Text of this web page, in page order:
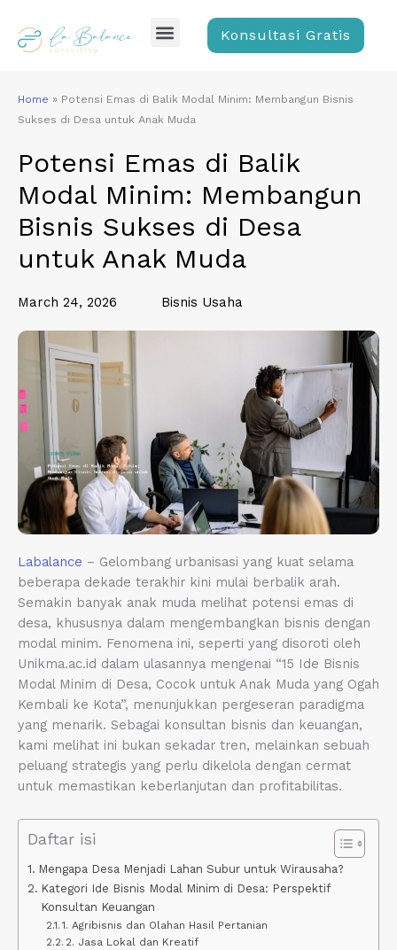
content
Menu Konsultasi Gratis
Home » Potensi Emas di Balik Modal Minim: Membangun Bisnis
Sukses di Desa untuk Anak Muda
Potensi Emas di Balik
Modal Minim: Membangun
Bisnis Sukses di Desa
untuk Anak Muda
March 24, 2026 Bisnis Usaha
Labalance – Gelombang urbanisasi yang kuat selama
beberapa dekade terakhir kini mulai berbalik arah.
Semakin banyak anak muda melihat potensi emas di
desa, khususnya dalam mengembangkan bisnis dengan
modal minim. Fenomena ini, seperti yang disoroti oleh
Unikma.ac.id dalam ulasannya mengenai “15 Ide Bisnis
Modal Minim di Desa, Cocok untuk Anak Muda yang Ogah
Kembali ke Kota”, menunjukkan pergeseran paradigma
yang menarik. Sebagai konsultan bisnis dan keuangan,
kami melihat ini bukan sekadar tren, melainkan sebuah
peluang strategis yang perlu dikelola dengan cermat
untuk memastikan keberlanjutan dan profitabilitas.
Daftar isi
Mengapa Desa Menjadi Lahan Subur untuk Wirausaha?
Kategori Ide Bisnis Modal Minim di Desa: Perspektif
Konsultan Keuangan
1. Agribisnis dan Olahan Hasil Pertanian
2. Jasa Lokal dan Kreatif